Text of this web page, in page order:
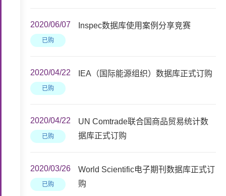
2020/06/07
已购
Inspec数据库使用案例分享竞赛
2020/04/22
已购
IEA（国际能源组织）数据库正式订购
2020/04/22
已购
UN Comtrade联合国商品贸易统计数
据库正式订购
2020/03/26
已购
World Scientific电子期刊数据库正式订
购